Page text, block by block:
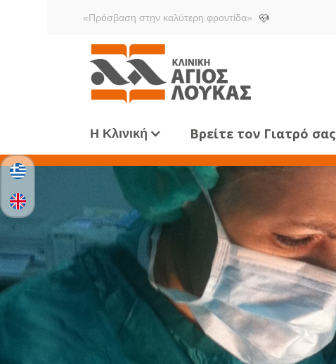
«Πρόσβαση στην καλύτερη φροντίδα»
Η Κλινική Βρείτε τον Γιατρό σας